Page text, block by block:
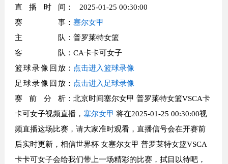
直播时间 ： 2025-01-25 00:30:00
赛事： 塞尔女甲
主队 ：普罗莱特女篮
客队 ：CA卡卡可女子
篮球录像回放： 点击进入篮球录像
足球录像回放： 点击进入足球录像
赛前分析：北京时间塞尔女甲 普罗莱特女篮VSCA卡
卡可女子视频直播， 塞尔女甲 将在2025-01-25 00:30:00视
频直播这场比赛，请大家准时观看，直播信号会在开赛前
后实时更新，相信世界杯 女塞尔女甲 普罗莱特女篮VSCA
卡卡可女子会给我们带上一场精彩的比赛，拭目以待吧，